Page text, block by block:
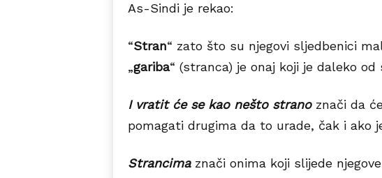
As-Sindi je rekao:
“Stran“ zato što su njegovi sljedbenici
„gariba“ (stranca) je onaj koji je daleko od
I vratit će se kao nešto stranoznači da
pomagati drugima da to urade, čak i ako
Strancima znači onima koji slijede